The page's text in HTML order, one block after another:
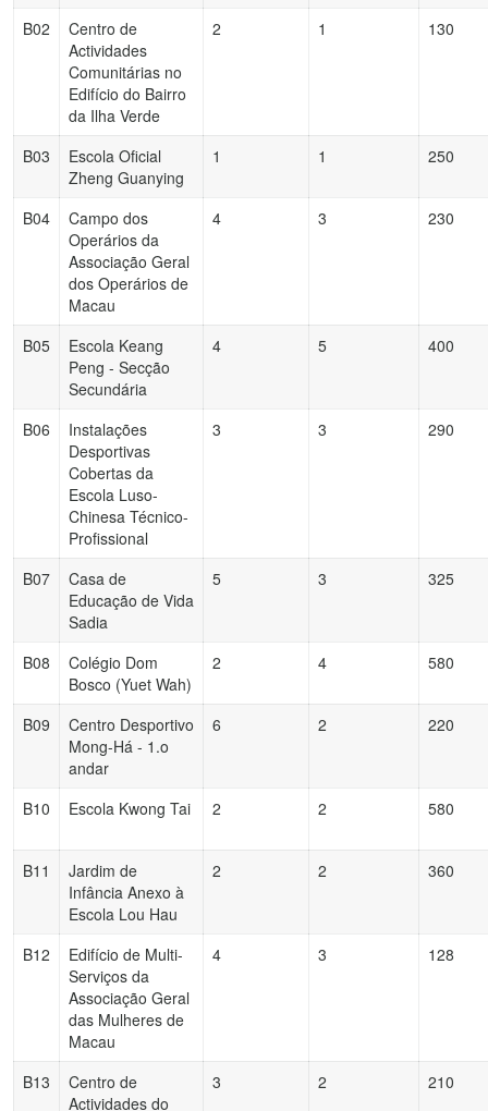
B02
Centro de
Actividades
Comunitárias no
Edifício do Bairro
da Ilha Verde
2 1 130
B03
Escola Oficial
Zheng Guanying
1 1 250
B04
Campo dos
Operários da
Associação Geral
dos Operários de
Macau
4 3 230
B05
Escola Keang
Peng - Secção
Secundária
4 5 400
B06
Instalações
Desportivas
Cobertas da
Escola Luso-
Chinesa Técnico-
Profissional
3 3 290
B07
Casa de
Educação de Vida
Sadia
5 3 325
B08
Colégio Dom
Bosco (Yuet Wah)
2 4 580
B09
Centro Desportivo
Mong-Há - 1.o
andar
6 2 220
B10 Escola Kwong Tai 2 2 580
B11
Jardim de
Infância Anexo à
Escola Lou Hau
2 2 360
B12
Edifício de Multi-
Serviços da
Associação Geral
das Mulheres de
Macau
4 3 128
B13
Centro de
Actividades do
3 2 210